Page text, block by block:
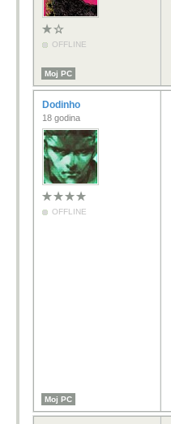
OFFLINE
Moj PC
Dodinho
18 godina
OFFLINE
Moj PC